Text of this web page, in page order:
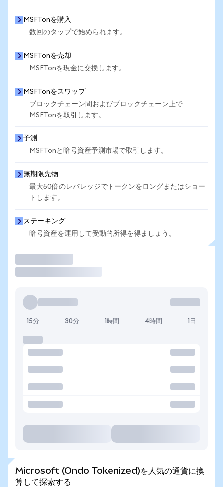
MSFTonを購入
数回のタップで始められます。
MSFTonを売却
MSFTonを現金に交換します。
MSFTonをスワップ
ブロックチェーン間およびブロックチェーン上で
MSFTonを取引します。
予測
MSFTonと暗号資産予測市場で取引します。
無期限先物
最大50倍のレバレッジでトークンをロングまたはショー
トします。
ステーキング
暗号資産を運用して受動的所得を得ましょう。
15分 30分 1時間 4時間 1日
Microsoft (Ondo Tokenized)を人気の通貨に換
算して探索する